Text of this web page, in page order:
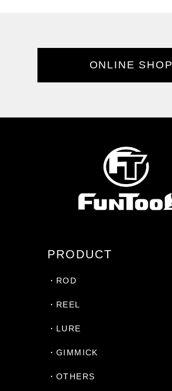
ONLINE SHOP
PRODUCT
・ROD
・REEL
・LURE
・GIMMICK
・OTHERS